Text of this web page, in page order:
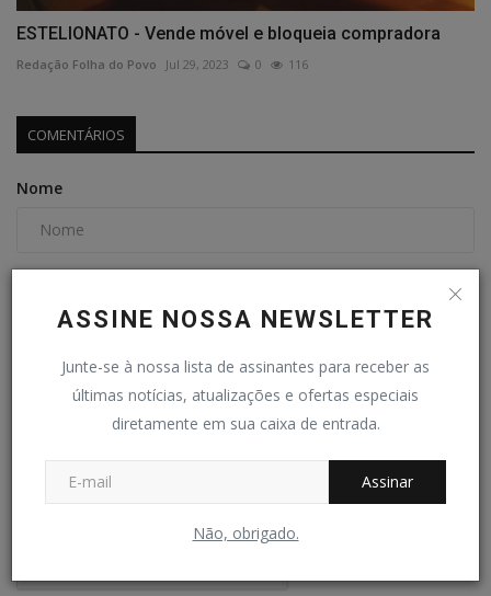
ASSINE NOSSA NEWSLETTER
Junte-se à nossa lista de assinantes para receber as
últimas notícias, atualizações e ofertas especiais
diretamente em sua caixa de entrada.
Assinar
Não, obrigado.
ESTELIONATO - Vende móvel e bloqueia compradora
Redação Folha do Povo Jul 29, 2023 0 116
COMENTÁRIOS
Nome
Comentário